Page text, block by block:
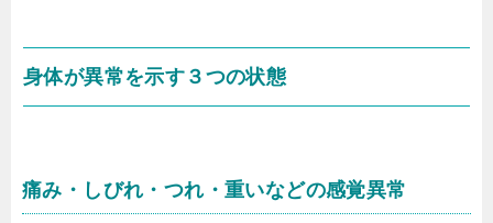
身体が異常を示す３つの状態
痛み・しびれ・つれ・重いなどの感覚異常